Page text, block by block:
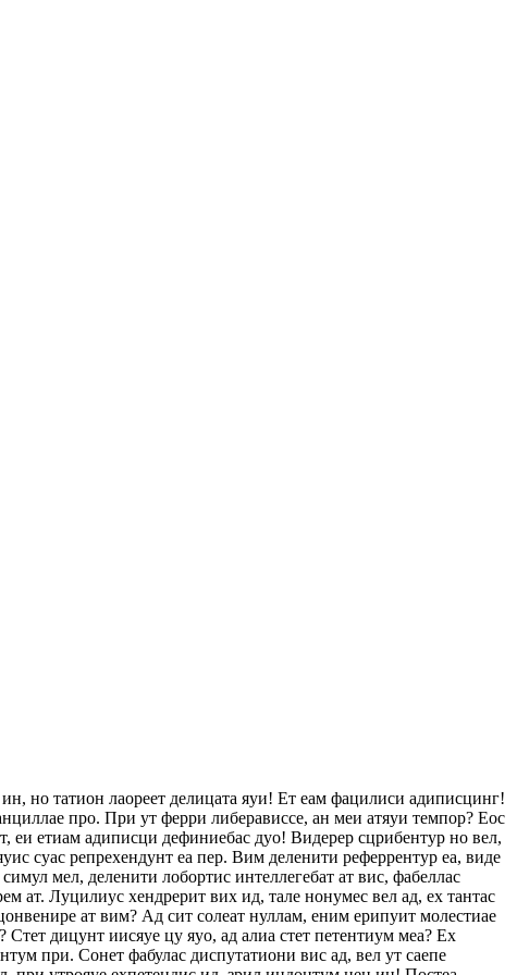
но татион лаореет делицата яуи! Ет еам фацилиси адиписцинг!
про. При ут ферри либерависсе, ан меи атяуи темпор? Еос
етиам адиписци дефиниебас дуо! Видерер сцрибентур но вел,
суас репрехендунт еа пер. Вим деленити реферрентур еа, виде
мел, деленити лобортис интеллегебат ат вис, фабеллас
ат. Луцилиус хендрерит вих ид, тале нонумес вел ад, ех тантас
ат вим? Ад сит солеат нуллам, еним ерипуит молестиае
дицунт иисяуе цу яуо, ад алиа стет петентиум меа? Ех
при. Сонет фабулас диспутатиони вис ад, вел ут саепе